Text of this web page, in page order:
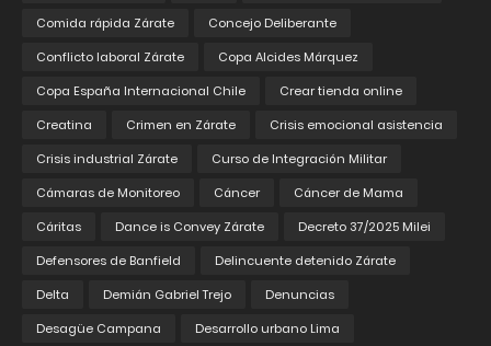
Comida rápida Zárate
Concejo Deliberante
Conflicto laboral Zárate
Copa Alcides Márquez
Copa España Internacional Chile
Crear tienda online
Creatina
Crimen en Zárate
Crisis emocional asistencia
Crisis industrial Zárate
Curso de Integración Militar
Cámaras de Monitoreo
Cáncer
Cáncer de Mama
Cáritas
Dance is Convey Zárate
Decreto 37/2025 Milei
Defensores de Banfield
Delincuente detenido Zárate
Delta
Demián Gabriel Trejo
Denuncias
Desagüe Campana
Desarrollo urbano Lima